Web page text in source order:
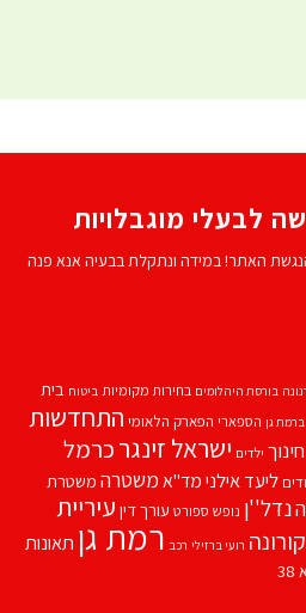
לבעלי מוגבלויות
האתר! במידה ונתקלת בבעיה אנא פנה
בורסת היהלומים בחירות מקומיות ביטוח בית
גן הספארי הפארק הלאומי התחדשות
חינוך ילדים ישראל זינגרכרמל
ליעד אילנימד''אמשטרה משטרת
נדל''ן נופש ספורט עורך דין עיריית
קורונה רועי ברזילי רכב רמת גן תאונות